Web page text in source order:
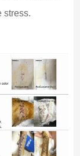
stress.